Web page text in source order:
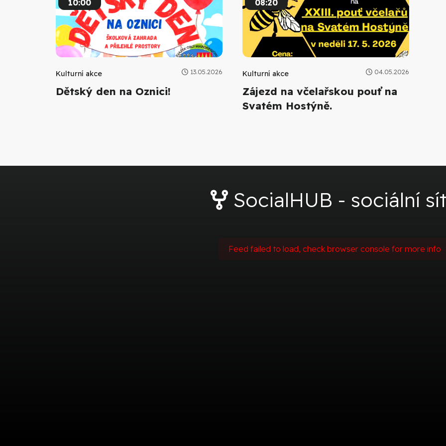
10:00
Kulturní akce 13.05.2026
Dětský den na Oznici!
08:20
Kulturní akce 04.05.2026
Zájezd na včelařskou pouť na
Svatém Hostýně.
SocialHUB - sociální
Feed failed to load, check browser console for more info